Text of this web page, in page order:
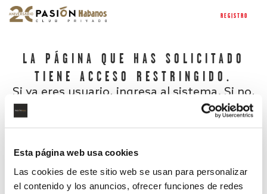
Esta página web usa cookies
Las cookies de este sitio web se usan para personalizar
el contenido y los anuncios, ofrecer funciones de redes
REGISTRO
LA PÁGINA QUE HAS SOLICITADO
TIENE ACCESO RESTRINGIDO.
Si ya eres usuario, ingresa al sistema. Si no,